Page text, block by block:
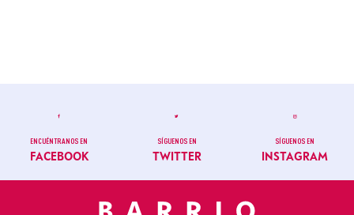
ENCUÉNTRANOS EN
FACEBOOK
SÍGUENOS EN
TWITTER
SÍGUENOS EN
INSTAGRAM